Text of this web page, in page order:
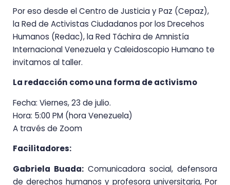
Por eso desde el Centro de Justicia y Paz (Cepaz),
la Red de Activistas Ciudadanos por los Drecehos
Humanos (Redac), la Red Táchira de Amnistía
Internacional Venezuela y Caleidoscopio Humano te
invitamos al taller.
La redacción como una forma de activismo
Fecha: Viernes, 23 de julio.
Hora: 5:00 PM (hora Venezuela)
A través de Zoom
Facilitadores:
Gabriela Buada: Comunicadora social, defensora
de derechos humanos y profesora universitaria, Por